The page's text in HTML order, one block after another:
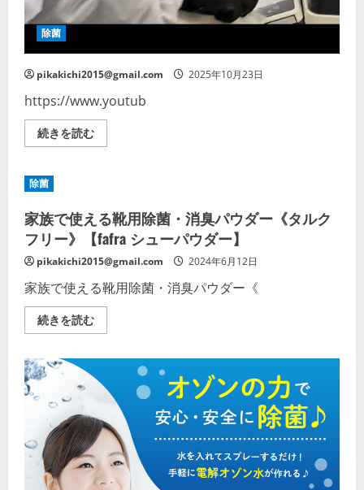
除
方
注
点
プ
ロ
が
紹
覧
く
だ
さ
い
除菌
pikakichi2015@gmail.com 2025年10月23日
https://www.youtub
続きを読むの
詳
だ
さ
い
除菌
家族で使える靴用除菌・消臭パウダー《タルク
フリー》【fafra シューパウダー】
pikakichi2015@gmail.com 2024年6月12日
家族で使える靴用除菌・消臭パウダー《
続きを読む家
族
る
靴
菌・
消
臭
パ
ウ
ダ